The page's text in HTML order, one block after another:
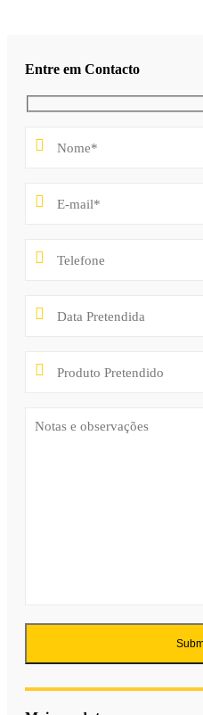
Entre em Contacto